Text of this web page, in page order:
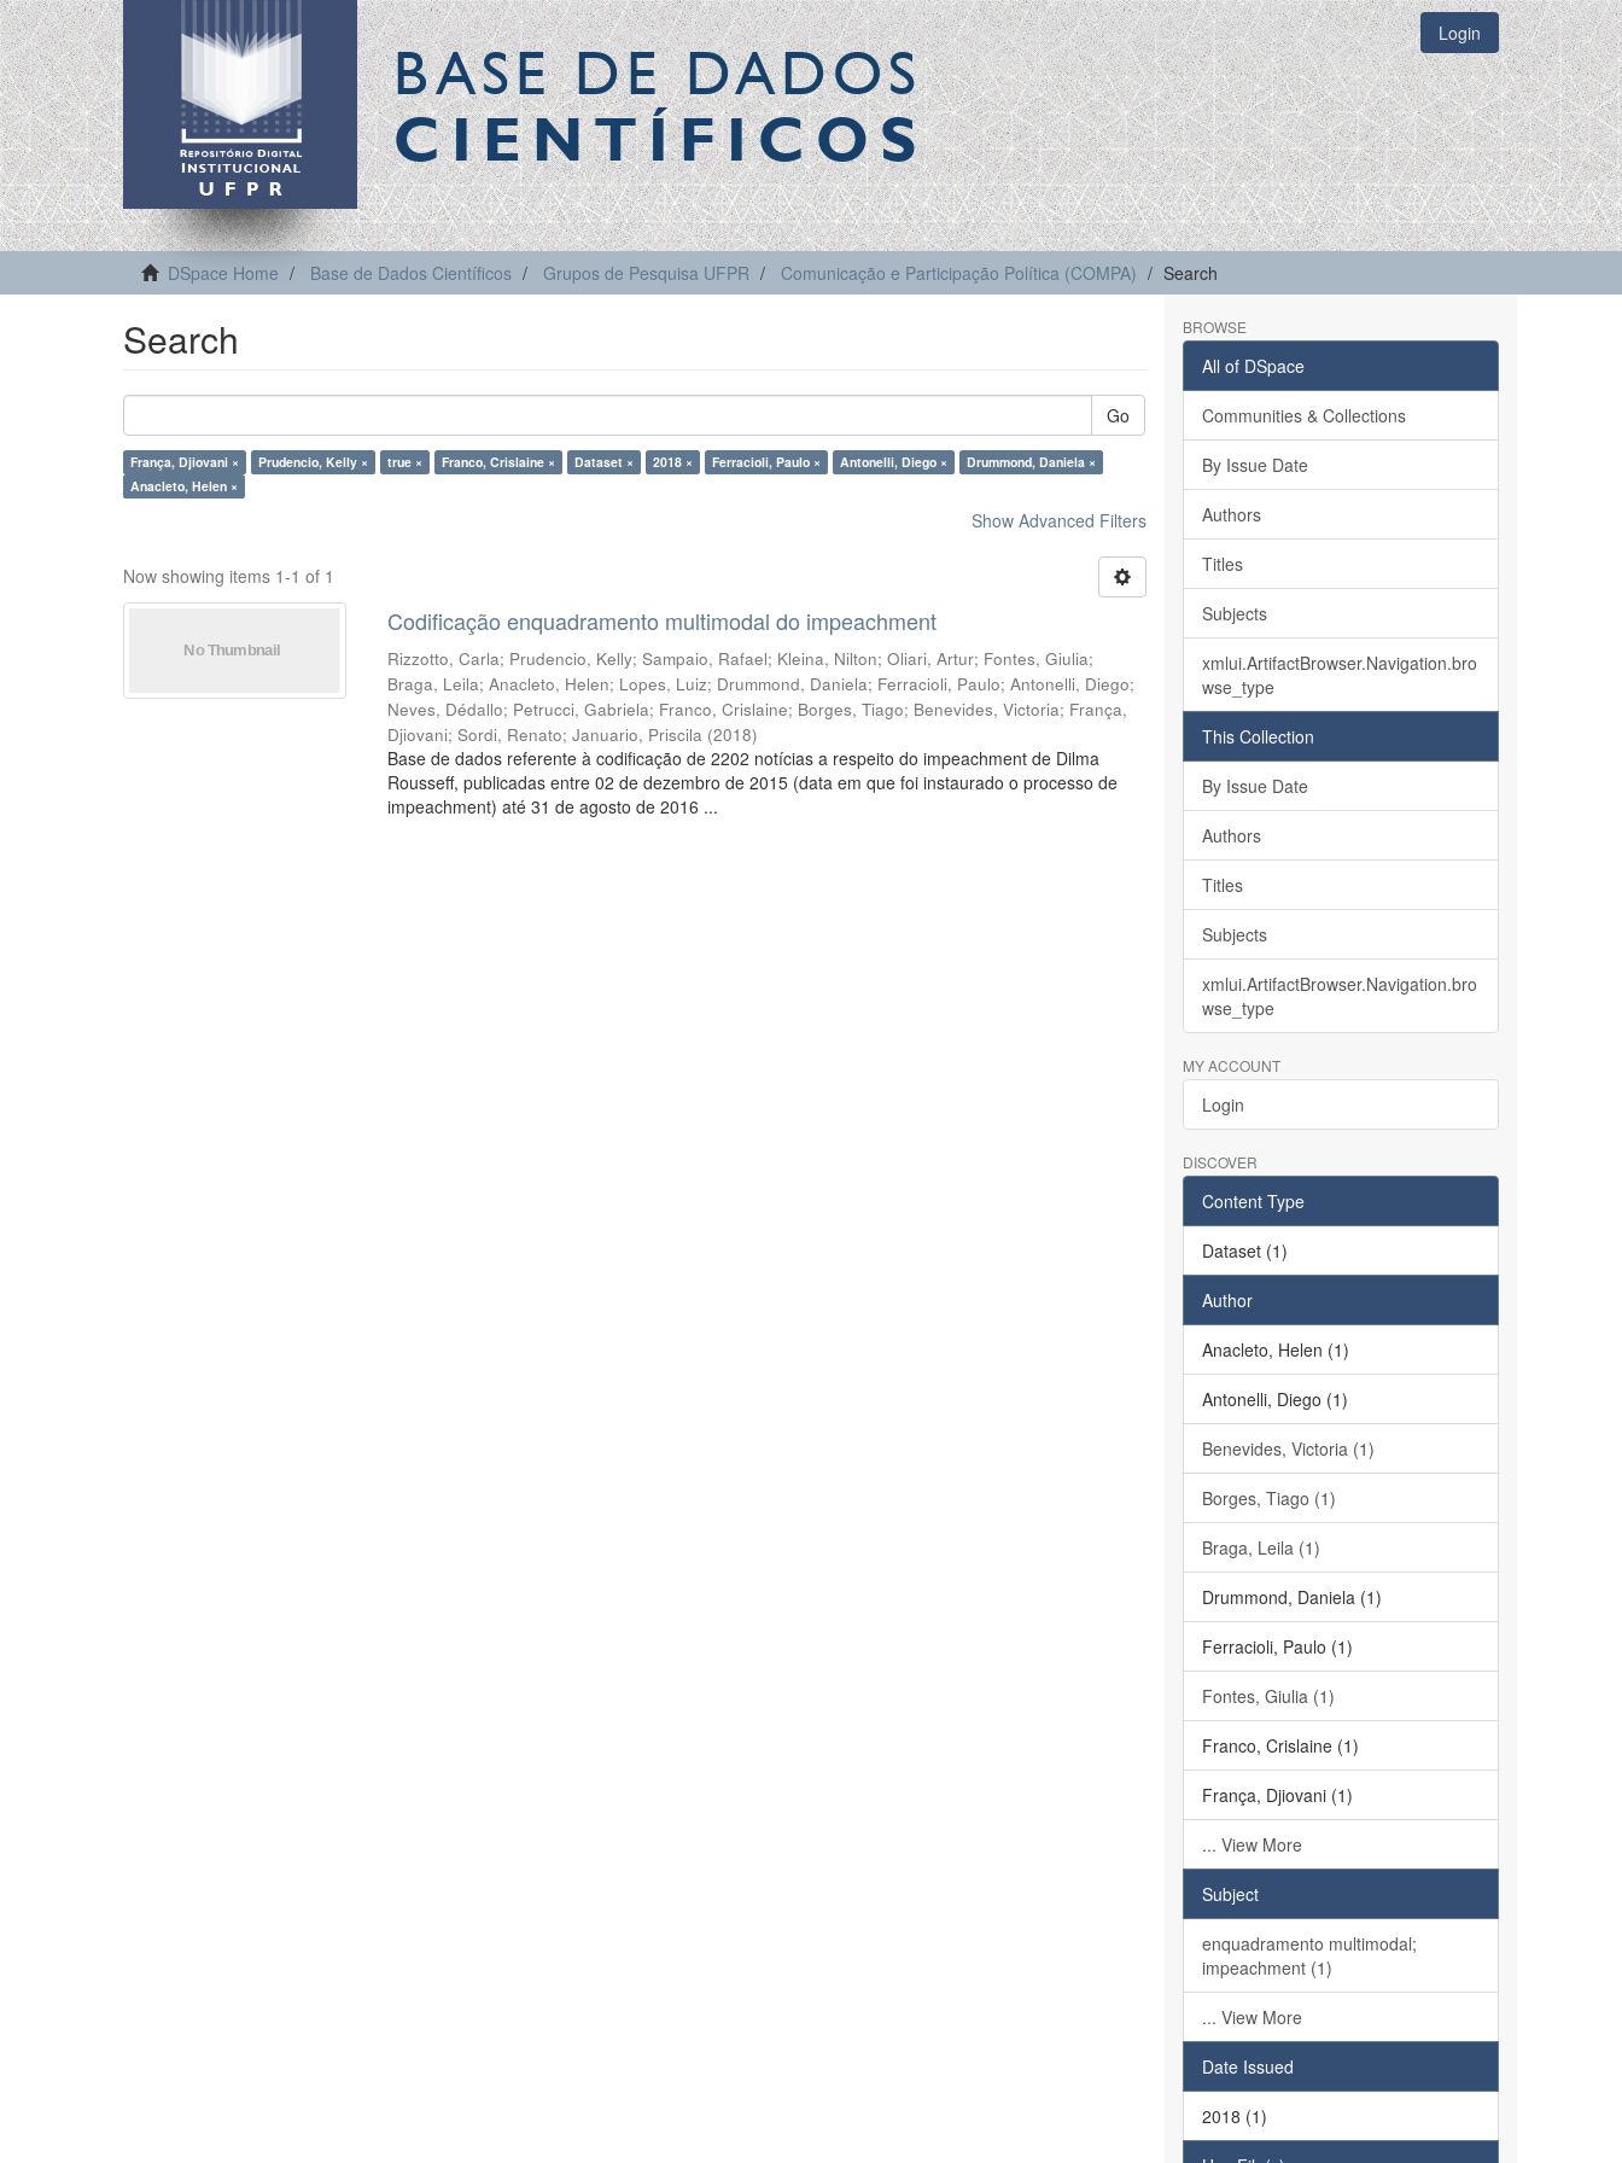
BASE DE DADOS
CIENTÍFICOS
Login
DSpace Home Base de Dados Científicos Grupos de Pesquisa UFPR Comunicação e Participação Política (COMPA) Search
Search
Go
França, Djiovani × Prudencio, Kelly × true × Franco, Crislaine × Dataset × 2018 × Ferracioli, Paulo × Antonelli, Diego ×
Drummond, Daniela ×
Anacleto, Helen ×
Show Advanced Filters
Now showing items 1-1 of 1
Codificação enquadramento multimodal do impeachment
Rizzotto, Carla; Prudencio, Kelly;Sampaio, Rafael; Kleina, Nilton;Oliari, Artur; Fontes, Giulia;
Braga, Leila;Anacleto, Helen; Lopes, Luiz; Drummond, Daniela; Ferracioli, Paulo;Antonelli, Diego;
Neves, Dédallo; Petrucci, Gabriela; Franco, Crislaine; Borges, Tiago; Benevides, Victoria; França,
Djiovani;Sordi, Renato;Januario, Priscila (2018)
Base de dados referente à codificação de 2202 notícias a respeito do impeachment de Dilma
Rousseff, publicadas entre 02 de dezembro de 2015 (data em que foi instaurado o processo de
impeachment) até 31 de agosto de 2016 ...
BROWSE
All of DSpace
Communities & Collections
By Issue Date
Authors
Titles
Subjects
xmlui.ArtifactBrowser.Navigation.bro
wse_type
This Collection
By Issue Date
Authors
Titles
Subjects
xmlui.ArtifactBrowser.Navigation.bro
wse_type
MY ACCOUNT
Login
DISCOVER
Content Type
Dataset (1)
Author
Anacleto, Helen (1)
Antonelli, Diego (1)
Benevides, Victoria (1)
Borges, Tiago (1)
Braga, Leila (1)
Drummond, Daniela (1)
Ferracioli, Paulo (1)
Fontes, Giulia (1)
Franco, Crislaine (1)
França, Djiovani (1)
... View More
Subject
enquadramento multimodal;
impeachment (1)
... View More
Date Issued
2018 (1)